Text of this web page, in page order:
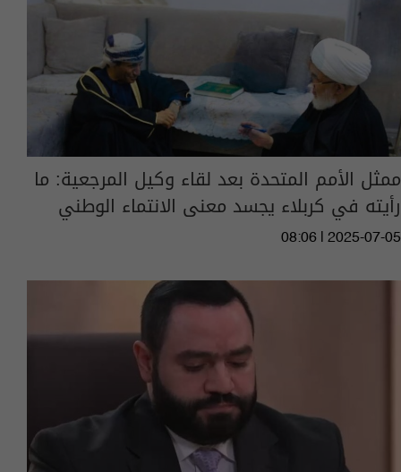
ممثل الأمم المتحدة بعد لقاء وكيل المرجعية: ما
رأيته في كربلاء يجسد معنى الانتماء الوطني
08:06 | 2025-07-05